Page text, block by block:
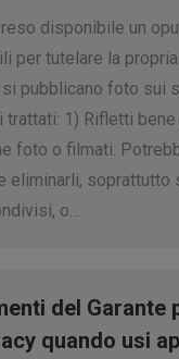
reso disponibile un
per tutelare la
pubblicano foto sui
trattati: 1) Rifletti
foto o filmati.
eliminarli, soprattutto
o…
del Garante
quando usi